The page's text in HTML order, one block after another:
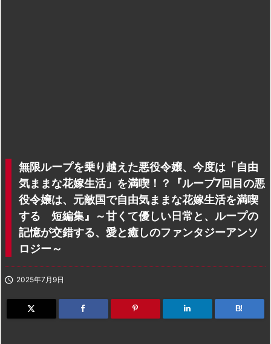
無限ループを乗り越えた悪役令嬢、今度は「自由
気ままな花嫁生活」を満喫！？『ループ7回目の悪
役令嬢は、元敵国で自由気ままな花嫁生活を満喫
する 短編集』～甘くて優しい日常と、ループの
記憶が交錯する、愛と癒しのファンタジーアンソ
ロジー～
 2025年7月9日
B!